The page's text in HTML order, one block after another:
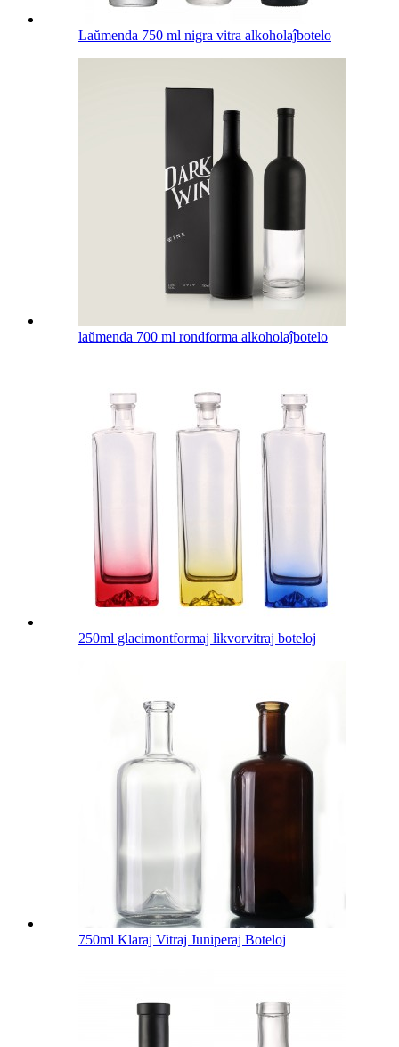
Laŭmenda 750 ml nigra vitra alkoholaĵbotelo
laŭmenda 700 ml rondforma alkoholaĵbotelo
250ml glacimontformaj likvorvitraj boteloj
750ml Klaraj Vitraj Juniperaj Boteloj